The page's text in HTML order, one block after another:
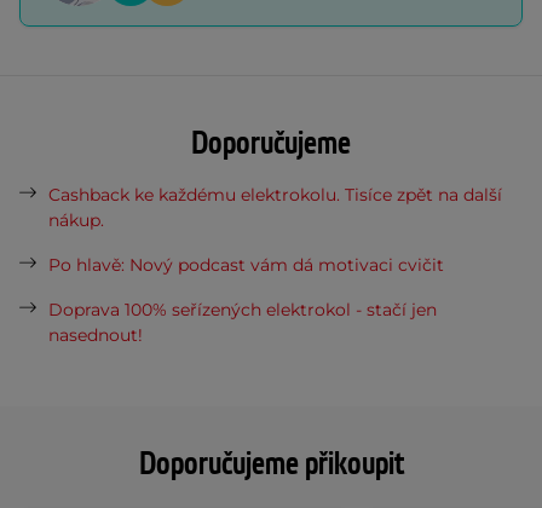
Doporučujeme přikoupit
Doporučujeme
Cashback ke každému elektrokolu. Tisíce zpět na další
nákup.
Po hlavě: Nový podcast vám dá motivaci cvičit
Doprava 100% seřízených elektrokol - stačí jen
nasednout!